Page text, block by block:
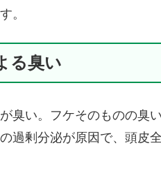
。
る臭い
臭い。フケそのものの臭
過剰分泌が原因で、頭皮